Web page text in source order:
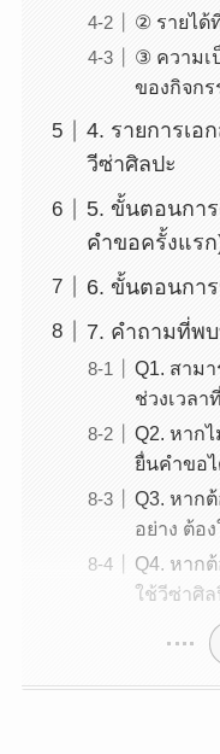
② รายได้
③ ความเ
ของกิจก
4. รายการเอ
วีซ่าศิลปะ
5. ขั้นตอนกา
คำขอครั้งแรก
6. ขั้นตอนกา
7. คำถามที่พ
Q1. สาม
ช่วงเวล
Q2. หาก
ยื่นคำขอ
Q3. หาก
อย่าง ต้อ
Q4. หาก
ใช้วีซ่าศิ